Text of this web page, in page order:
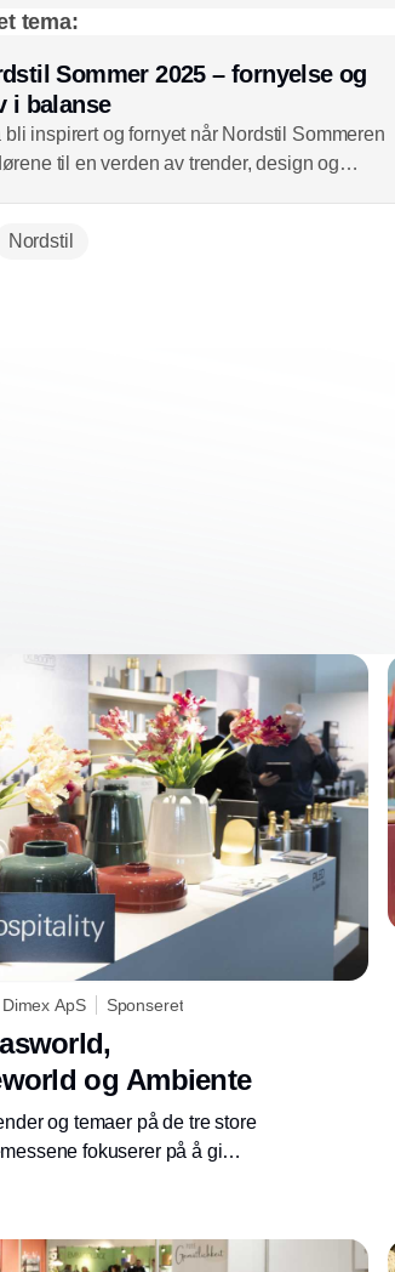
tema:
Sommer 2025 – fornyelse og
i balanse
bli inspirert og fornyet når Nordstil Sommeren
til en verden av trender, design og
Nordstil
Dimex ApS Sponseret
og Ambiente
og temaer på de tre store
fokuserer på å gi
"Make the Moment Yours".